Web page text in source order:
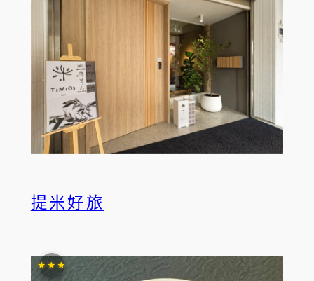
提米好旅
★★★